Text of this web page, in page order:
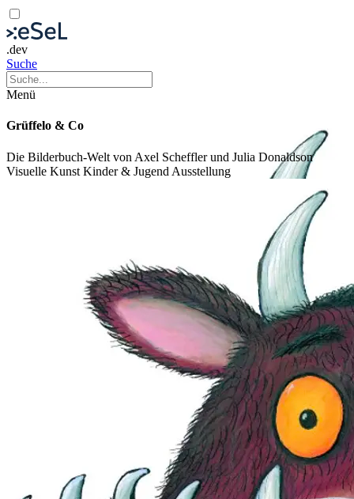
.dev
Suche
Menü
Grüffelo & Co
Die Bilderbuch-Welt von Axel Scheffler und Julia Donaldson
Visuelle Kunst Kinder & Jugend Ausstellung